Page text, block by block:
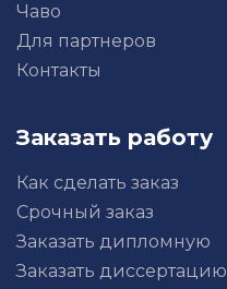
Чаво
Для партнеров
Контакты
Заказать работу
Как сделать заказ
Срочный заказ
Заказать дипломную
Заказать диссертацию